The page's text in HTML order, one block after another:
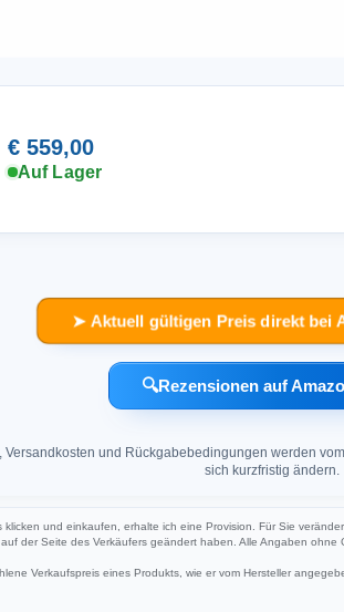
€ 559,00
Auf Lager
➤ Aktuell gültigen Preis direkt bei
🔍Rezensionen auf
Versandkosten und Rückgabebedingungen werden
sich kurzfristig ändern.
klicken und einkaufen, erhalte ich eine Provision. Für Sie
der Seite des Verkäufers geändert haben. Alle Angaben ohne
Verkaufspreis eines Produkts, wie er vom Hersteller